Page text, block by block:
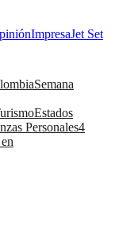
ImpresaJet Set
Semana
Estados
Personales4